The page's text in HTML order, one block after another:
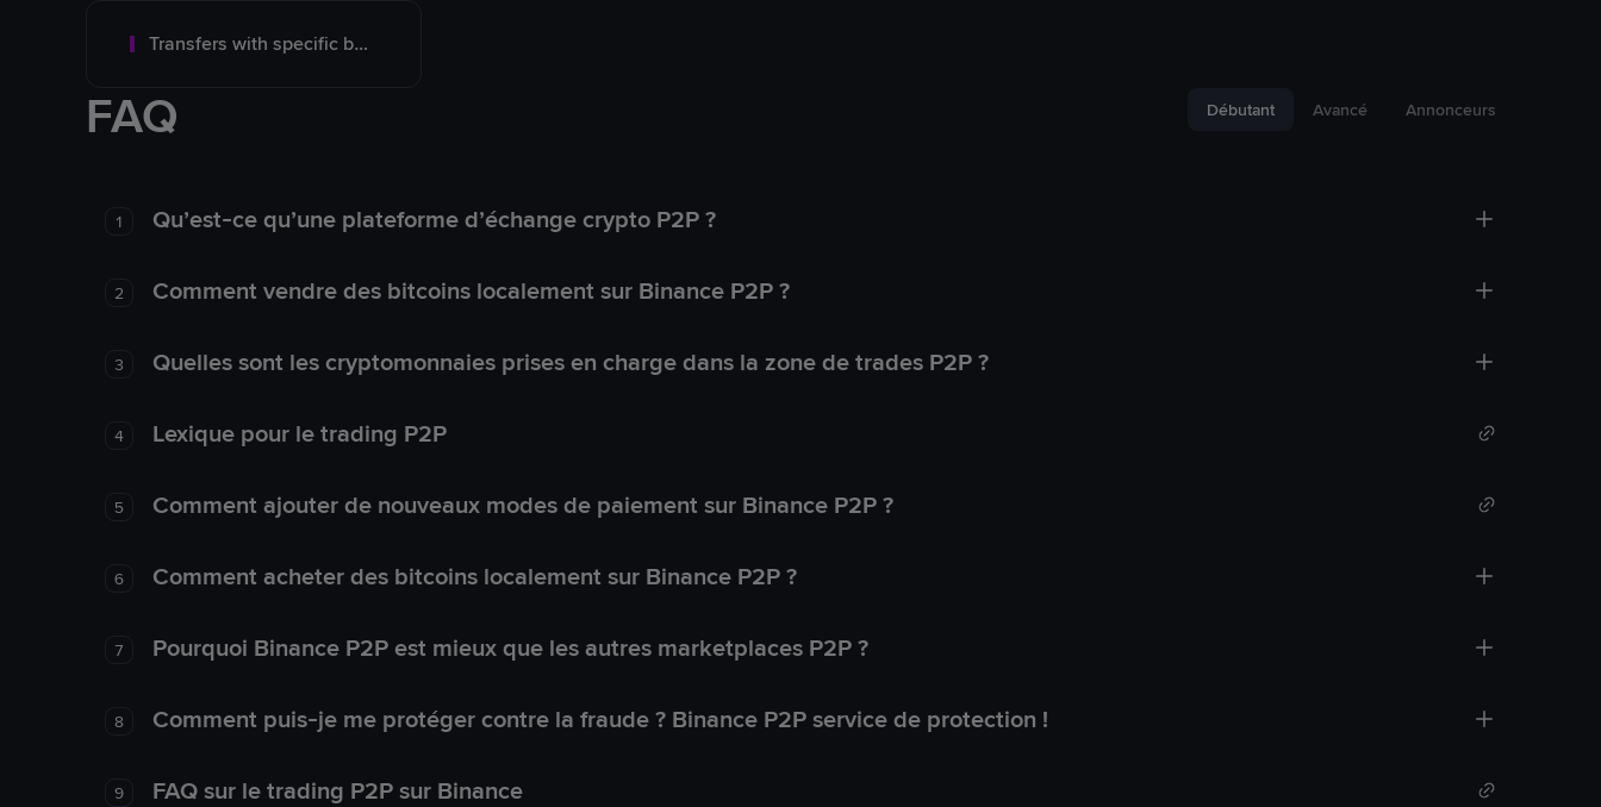
Transfers with specific bank
FAQ Débutant Avancé Annonceurs
1 Qu’est-ce qu’une plateforme d’échange crypto P2P ?
2 Comment vendre des bitcoins localement sur Binance P2P ?
3 Quelles sont les cryptomonnaies prises en charge dans la zone de trades P2P ?
4 Lexique pour le trading P2P
5 Comment ajouter de nouveaux modes de paiement sur Binance P2P ?
6 Comment acheter des bitcoins localement sur Binance P2P ?
7 Pourquoi Binance P2P est mieux que les autres marketplaces P2P ?
8 Comment puis-je me protéger contre la fraude ? Binance P2P service de protection !
9 FAQ sur le trading P2P sur Binance